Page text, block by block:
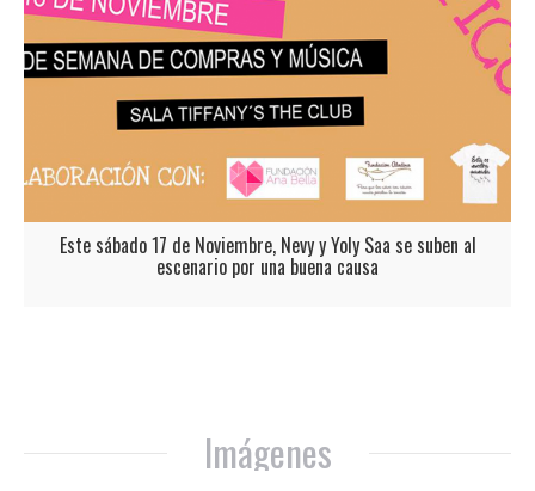
Este sábado 17 de Noviembre, Nevy y Yoly Saa se suben al
escenario por una buena causa
Imágenes